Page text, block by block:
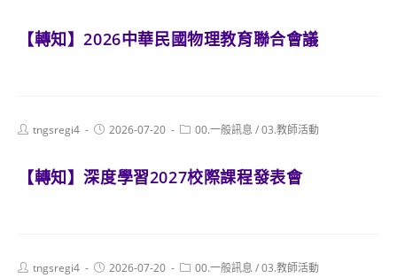
【轉知】2026中華民國物理教育聯合會議
Posttngsregi4
Post2026-07-20
Post00.一般訊息 /03.教師活動
【轉知】深度學習2027校際課程發表會
Posttngsregi4
Post2026-07-20
Post00.一般訊息 /03.教師活動